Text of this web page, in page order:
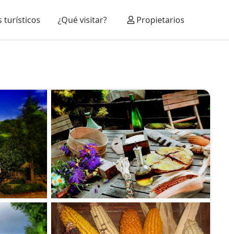
turísticos ¿Qué visitar? Propietarios